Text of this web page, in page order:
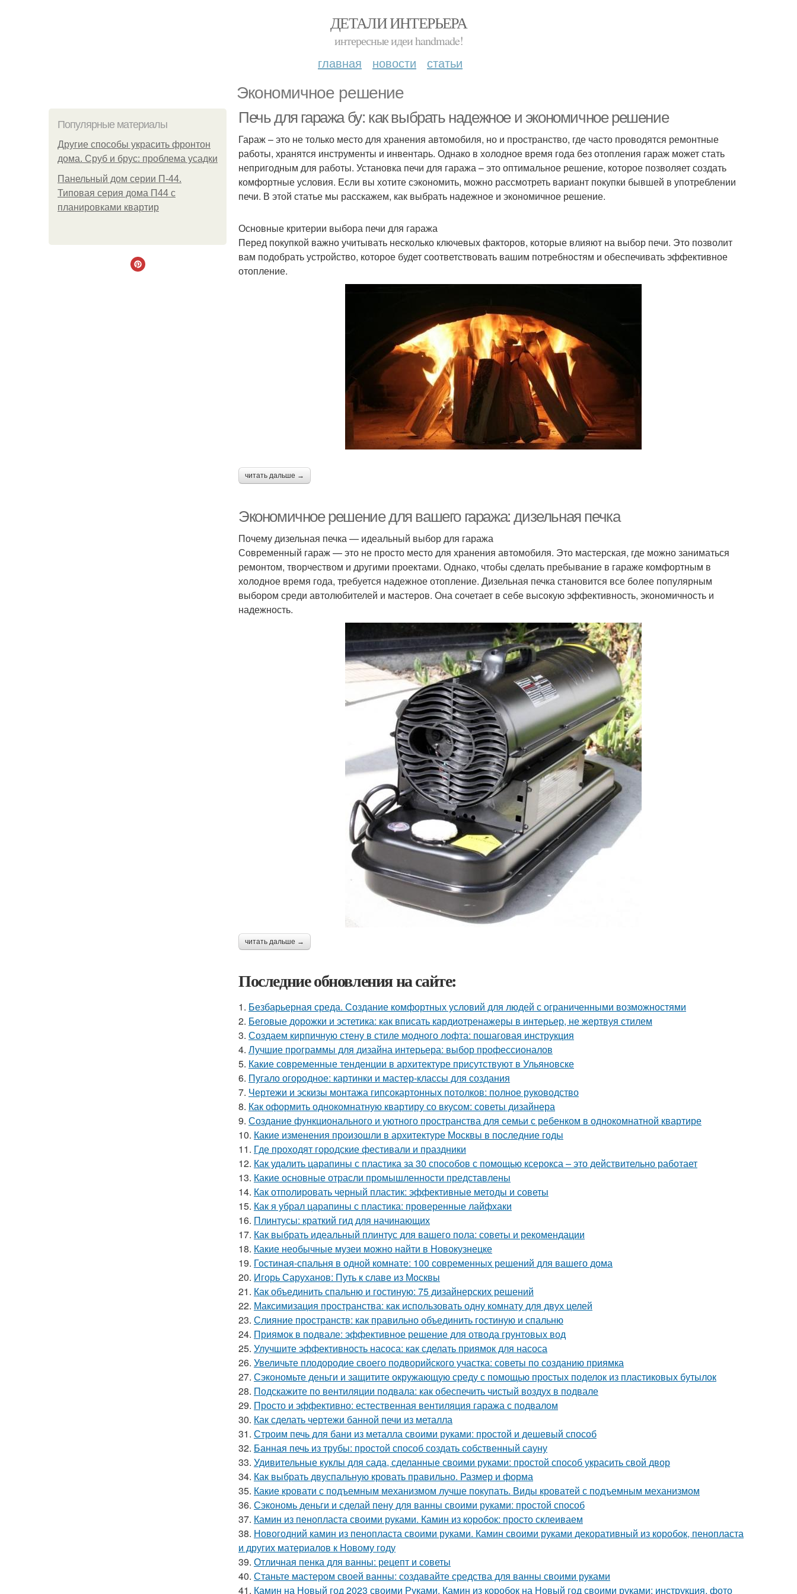
ДЕТАЛИ ИНТЕРЬЕРА
интересные идеи handmade!
главная новости статьи
Экономичное решение
Популярные материалы
Другие способы украсить фронтон
дома. Сруб и брус: проблема усадки
Панельный дом серии П-44.
Типовая серия дома П44 с
планировками квартир
Печь для гаража бу: как выбрать надежное и экономичное решение
Гараж – это не только место для хранения автомобиля, но и пространство, где часто проводятся ремонтные
работы, хранятся инструменты и инвентарь. Однако в холодное время года без отопления гараж может стать
непригодным для работы. Установка печи для гаража – это оптимальное решение, которое позволяет создать
комфортные условия. Если вы хотите сэкономить, можно рассмотреть вариант покупки бывшей в употреблении
печи. В этой статье мы расскажем, как выбрать надежное и экономичное решение.
Основные критерии выбора печи для гаража
Перед покупкой важно учитывать несколько ключевых факторов, которые влияют на выбор печи. Это позволит
вам подобрать устройство, которое будет соответствовать вашим потребностям и обеспечивать эффективное
отопление.
читать дальше →
Экономичное решение для вашего гаража: дизельная печка
Почему дизельная печка — идеальный выбор для гаража
Современный гараж — это не просто место для хранения автомобиля. Это мастерская, где можно заниматься
ремонтом, творчеством и другими проектами. Однако, чтобы сделать пребывание в гараже комфортным в
холодное время года, требуется надежное отопление. Дизельная печка становится все более популярным
выбором среди автолюбителей и мастеров. Она сочетает в себе высокую эффективность, экономичность и
надежность.
читать дальше →
Последние обновления на сайте:
1. Безбарьерная среда. Создание комфортных условий для людей с ограниченными возможностями
2. Беговые дорожки и эстетика: как вписать кардиотренажеры в интерьер, не жертвуя стилем
3. Создаем кирпичную стену в стиле модного лофта: пошаговая инструкция
4. Лучшие программы для дизайна интерьера: выбор профессионалов
5. Какие современные тенденции в архитектуре присутствуют в Ульяновске
6. Пугало огородное: картинки и мастер-классы для создания
7. Чертежи и эскизы монтажа гипсокартонных потолков: полное руководство
8. Как оформить однокомнатную квартиру со вкусом: советы дизайнера
9. Создание функционального и уютного пространства для семьи с ребенком в однокомнатной квартире
10. Какие изменения произошли в архитектуре Москвы в последние годы
11. Где проходят городские фестивали и праздники
12. Как удалить царапины с пластика за 30 способов с помощью ксерокса – это действительно работает
13. Какие основные отрасли промышленности представлены
14. Как отполировать черный пластик: эффективные методы и советы
15. Как я убрал царапины с пластика: проверенные лайфхаки
16. Плинтусы: краткий гид для начинающих
17. Как выбрать идеальный плинтус для вашего пола: советы и рекомендации
18. Какие необычные музеи можно найти в Новокузнецке
19. Гостиная-спальня в одной комнате: 100 современных решений для вашего дома
20. Игорь Саруханов: Путь к славе из Москвы
21. Как объединить спальню и гостиную: 75 дизайнерских решений
22. Максимизация пространства: как использовать одну комнату для двух целей
23. Слияние пространств: как правильно объединить гостиную и спальню
24. Приямок в подвале: эффективное решение для отвода грунтовых вод
25. Улучшите эффективность насоса: как сделать приямок для насоса
26. Увеличьте плодородие своего подворийского участка: советы по созданию приямка
27. Сэкономьте деньги и защитите окружающую среду с помощью простых поделок из пластиковых бутылок
28. Подскажите по вентиляции подвала: как обеспечить чистый воздух в подвале
29. Просто и эффективно: естественная вентиляция гаража с подвалом
30. Как сделать чертежи банной печи из металла
31. Строим печь для бани из металла своими руками: простой и дешевый способ
32. Банная печь из трубы: простой способ создать собственный сауну
33. Удивительные куклы для сада, сделанные своими руками: простой способ украсить свой двор
34. Как выбрать двуспальную кровать правильно. Размер и форма
35. Какие кровати с подъемным механизмом лучше покупать. Виды кроватей с подъемным механизмом
36. Сэкономь деньги и сделай пену для ванны своими руками: простой способ
37. Камин из пенопласта своими руками. Камин из коробок: просто склеиваем
38. Новогодний камин из пенопласта своими руками. Камин своими руками декоративный из коробок, пенопласта
и других материалов к Новому году
39. Отличная пенка для ванны: рецепт и советы
40. Станьте мастером своей ванны: создавайте средства для ванны своими руками
41. Камин на Новый год 2023 своими Руками. Камин из коробок на Новый год своими руками: инструкция, фото